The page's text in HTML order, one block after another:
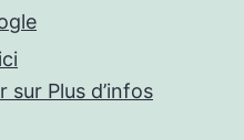
sur Plus d’infos